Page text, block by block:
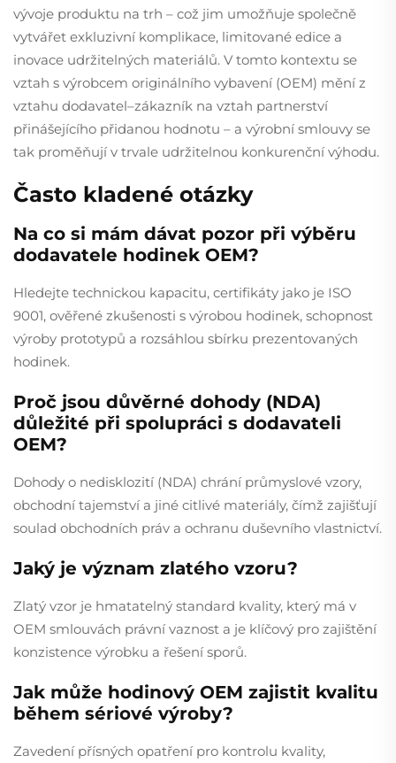
vývoje produktu na trh – což jim umožňuje společně
vytvářet exkluzivní komplikace, limitované edice a
inovace udržitelných materiálů. V tomto kontextu se
vztah s výrobcem originálního vybavení (OEM) mění z
vztahu dodavatel–zákazník na vztah partnerství
přinášejícího přidanou hodnotu – a výrobní smlouvy se
tak proměňují v trvale udržitelnou konkurenční výhodu.
Často kladené otázky
Na co si mám dávat pozor při výběru
dodavatele hodinek OEM?
Hledejte technickou kapacitu, certifikáty jako je ISO
9001, ověřené zkušenosti s výrobou hodinek, schopnost
výroby prototypů a rozsáhlou sbírku prezentovaných
hodinek.
Proč jsou důvěrné dohody (NDA)
důležité při spolupráci s dodavateli
OEM?
Dohody o nedisklozití (NDA) chrání průmyslové vzory,
obchodní tajemství a jiné citlivé materiály, čímž zajišťují
soulad obchodních práv a ochranu duševního vlastnictví.
Jaký je význam zlatého vzoru?
Zlatý vzor je hmatatelný standard kvality, který má v
OEM smlouvách právní vaznost a je klíčový pro zajištění
konzistence výrobku a řešení sporů.
Jak může hodinový OEM zajistit kvalitu
během sériové výroby?
Zavedení přísných opatření pro kontrolu kvality,